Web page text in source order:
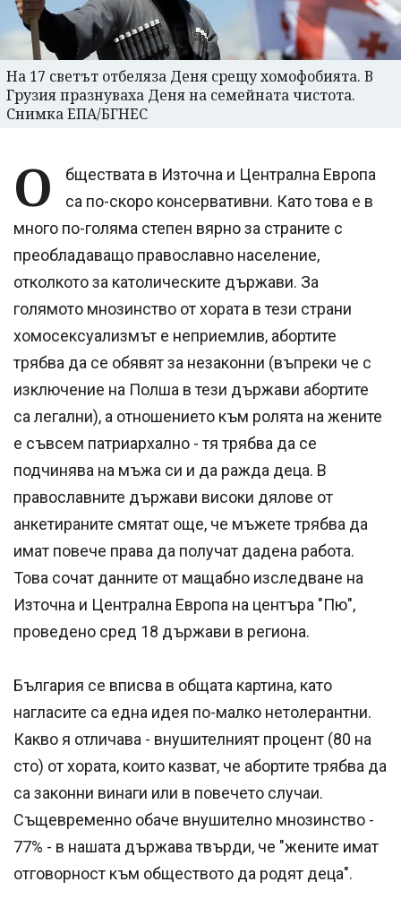
На 17 светът отбеляза Деня срещу хомофобията. В
Грузия празнуваха Деня на семейната чистота.
Снимка ЕПА/БГНЕС
О
бществата в Източна и Централна Европа
са по-скоро консервативни. Като това е в
много по-голяма степен вярно за страните с
преобладаващо православно население,
отколкото за католическите държави. За
голямото мнозинство от хората в тези страни
хомосексуализмът е неприемлив, абортите
трябва да се обявят за незаконни (въпреки че с
изключение на Полша в тези държави абортите
са легални), а отношението към ролята на жените
е съвсем патриархално - тя трябва да се
подчинява на мъжа си и да ражда деца. В
православните държави високи дялове от
анкетираните смятат още, че мъжете трябва да
имат повече права да получат дадена работа.
Това сочат данните от мащабно изследване на
Източна и Централна Европа на центъра "Пю",
проведено сред 18 държави в региона.
България се вписва в общата картина, като
нагласите са една идея по-малко нетолерантни.
Какво я отличава - внушителният процент (80 на
сто) от хората, които казват, че абортите трябва да
са законни винаги или в повечето случаи.
Същевременно обаче внушително мнозинство -
77% - в нашата държава твърди, че "жените имат
отговорност към обществото да родят деца".